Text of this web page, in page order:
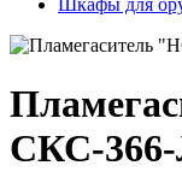
СКС-366-